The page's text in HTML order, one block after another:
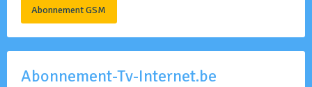
Abonnement GSM
Abonnement-Tv-Internet.be